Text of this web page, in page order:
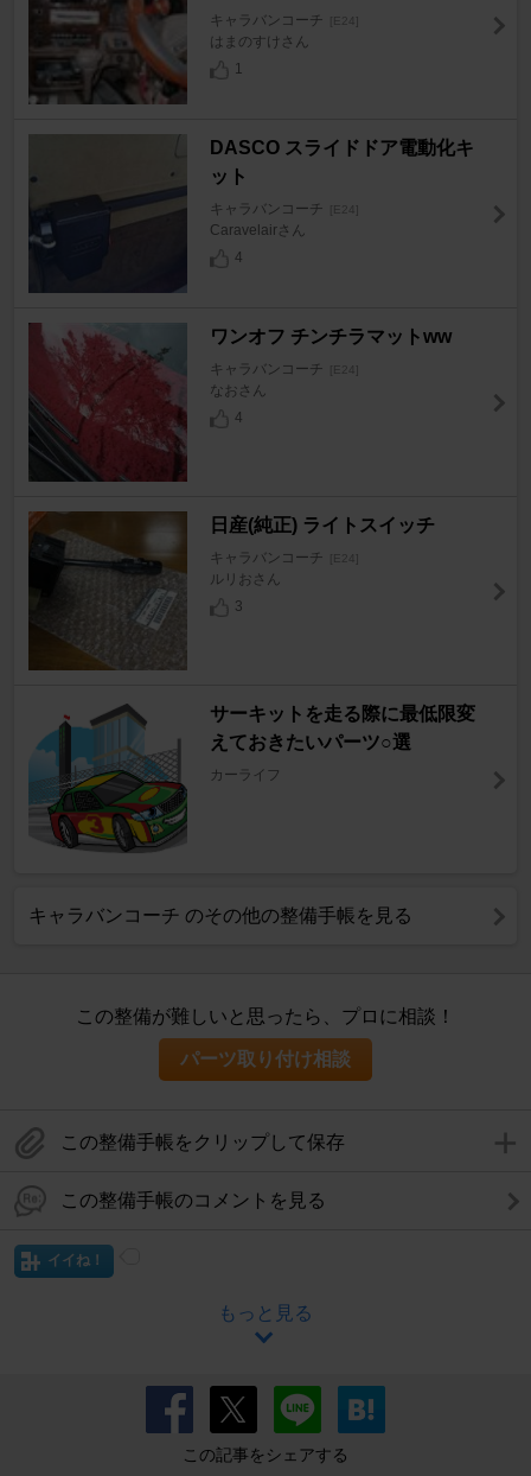
キャラバンコーチ [E24]
はまのすけさん
1
DASCO スライドドア電動化キ
ット
キャラバンコーチ [E24]
Caravelairさん
4
ワンオフ チンチラマットww
キャラバンコーチ [E24]
なおさん
4
日産(純正) ライトスイッチ
キャラバンコーチ [E24]
ルリおさん
3
サーキットを走る際に最低限変
えておきたいパーツ○選
カーライフ
キャラバンコーチ のその他の整備手帳を見る
この整備が難しいと思ったら、プロに相談！
パーツ取り付け相談
この整備手帳をクリップして保存
この整備手帳のコメントを見る
イイね！
もっと見る
この記事をシェアする